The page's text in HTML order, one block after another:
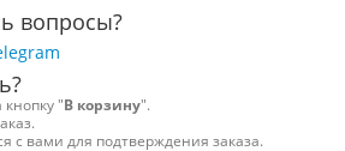
вопросы?
"В корзину".
с вами для подтверждения заказа.